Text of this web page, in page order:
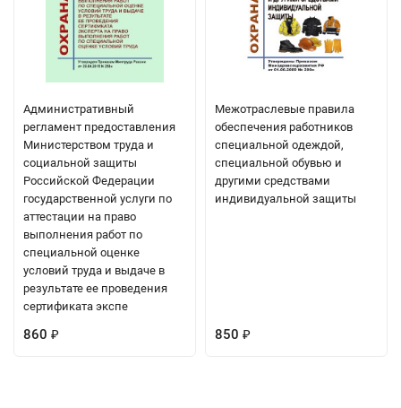
Административный
регламент предоставления
Министерством труда и
социальной защиты
Российской Федерации
государственной услуги по
аттестации на право
выполнения работ по
специальной оценке
условий труда и выдаче в
результате ее проведения
сертификата экспе
860 ₽
Межотраслевые правила
обеспечения работников
специальной одеждой,
специальной обувью и
другими средствами
индивидуальной защиты
850 ₽